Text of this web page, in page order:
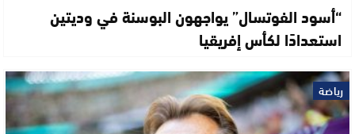
“أسود الفوتسال” يواجهون البوسنة في وديتين
استعدادًا لكأس إفريقيا
رياضة